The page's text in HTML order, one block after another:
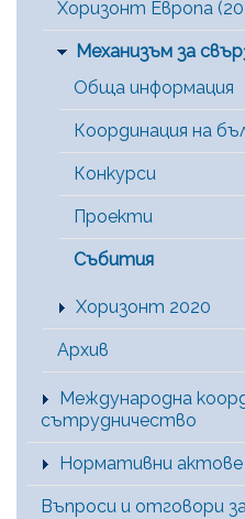
Хоризонт Европа
Механизъм за
Обща информация
Координация на
Конкурси
Проекти
Събития
Хоризонт 2020
Архив
Международна
сътрудничество
Нормативни актове
Въпроси и отговори